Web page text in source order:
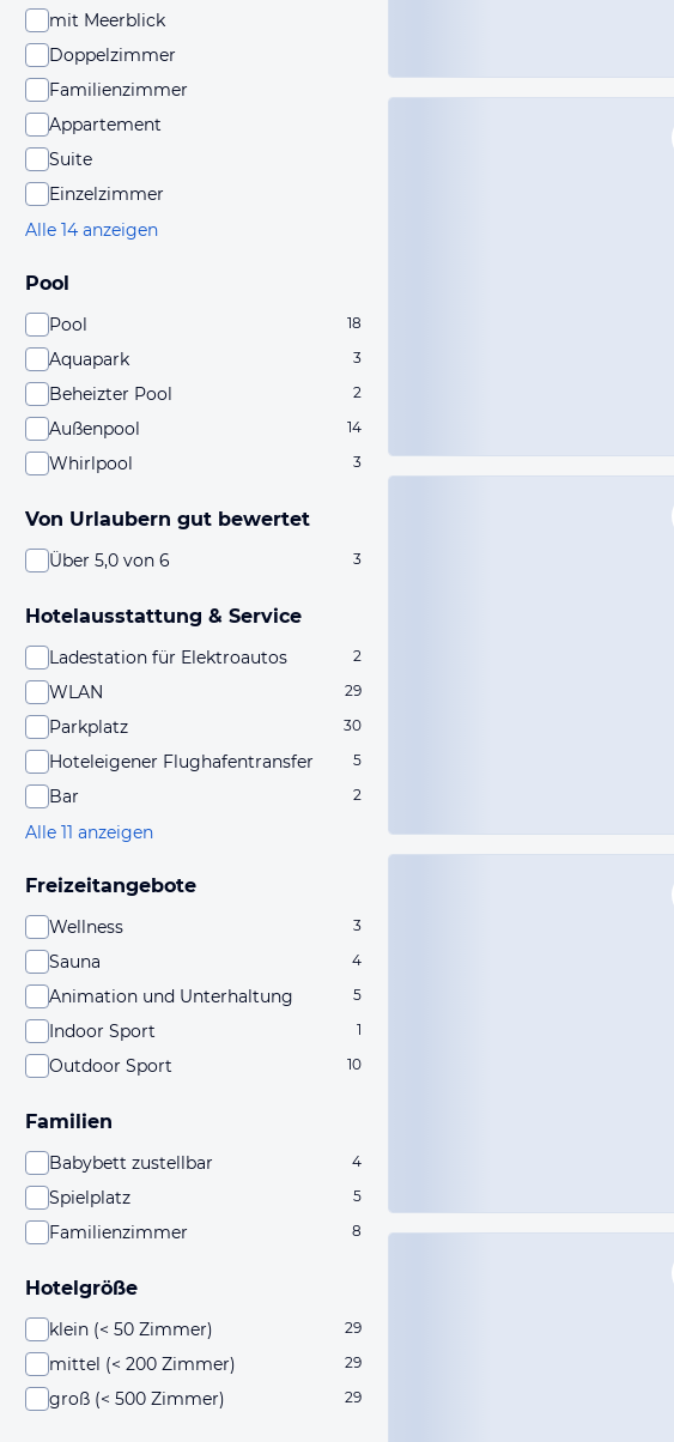
mit Meerblick
Doppelzimmer
Familienzimmer
Appartement
Suite
Einzelzimmer
Alle 14 anzeigen
Pool
Pool 18
Aquapark 3
Beheizter Pool 2
Außenpool 14
Whirlpool 3
Von Urlaubern gut bewertet
Über 5,0 von 6 3
Hotelausstattung & Service
Ladestation für Elektroautos 2
WLAN 29
Parkplatz 30
Hoteleigener Flughafentransfer 5
Bar 2
Alle 11 anzeigen
Freizeitangebote
Wellness 3
Sauna 4
Animation und Unterhaltung 5
Indoor Sport 1
Outdoor Sport 10
Familien
Babybett zustellbar 4
Spielplatz 5
Familienzimmer 8
Hotelgröße
klein (< 50 Zimmer) 29
mittel (< 200 Zimmer) 29
groß (< 500 Zimmer) 29